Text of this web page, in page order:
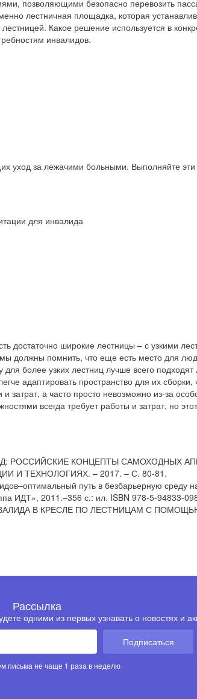
позволяющими безопасно перевозить
лестничная площадка, которая
Какое решение используется в
инвалидов.
уход за лежачими больными. Выполняйте
для инвалида
достаточно широкие лестницы – с узкими
должны помнить, что еще есть место для
более узких лестниц лучше всего подходят
адаптировать пространство для их
а часто просто невозможно из-за
всегда требует работы и затрат, но
РОССИЙСКИЕ КОНЦЕПТЫ САМОХОДНЫХ
И ТЕХНОЛОГИЯХ. – 2017. – С. 80-81.
путь в безбарьерную среду
ИДТ», 2011.–356 с.: ил. ISBN 978-5-94833-
В КРЕСЛЕ ПО ЛЕСТНИЦАМ С
Рассылка
одними из первых узнавать о новостях и
Подписаться
письма не чаще 1 раза в неделю